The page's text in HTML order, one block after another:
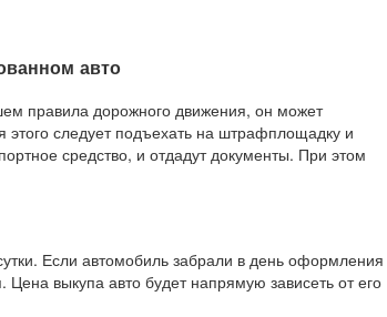
авто
правила дорожного движения, он может
этого следует подъехать на штрафплощадку и
средство, и отдадут документы. При этом
Если автомобиль забрали в день оформления
Цена выкупа авто будет напрямую зависеть от его